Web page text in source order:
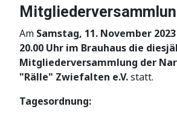
Am Samstag, 11. November
20.00 Uhr im Brauhaus die
Mitgliederversammlung der
"Rälle" Zwiefalten e.V.statt.
Tagesordnung: